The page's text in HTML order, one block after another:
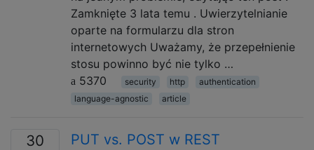
Zamknięte 3 lata temu . Uwierzytelnianie
oparte na formularzu dla stron
internetowych Uważamy, że przepełnienie
stosu powinno być nie tylko …
5370
security http
authentication
language-agnostic
article
30 PUT vs. POST w REST